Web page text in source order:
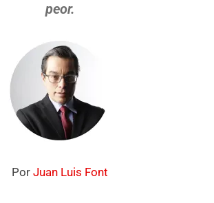
peor.
Por Juan Luis Font